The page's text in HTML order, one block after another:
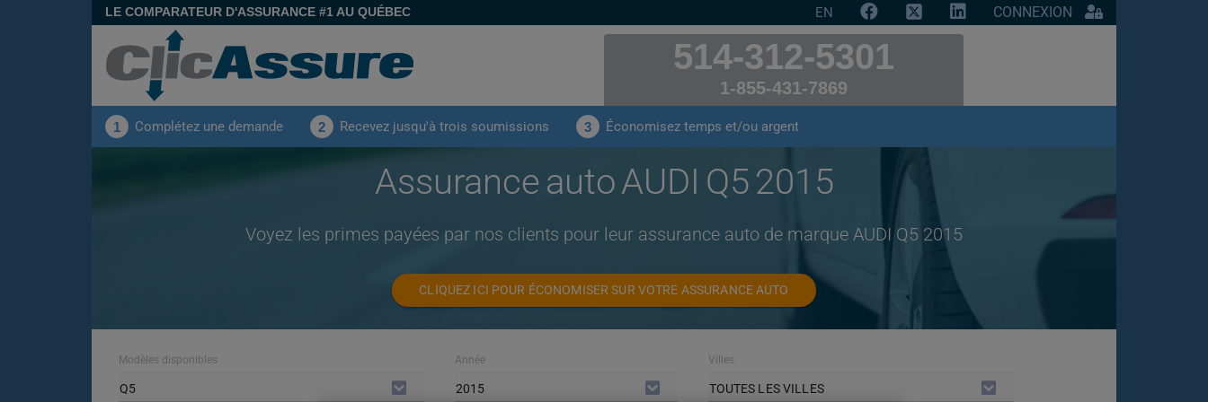
LE COMPARATEUR D'ASSURANCE #1 AU QUÉBEC EN CONNEXION
514-312-5301
1-855-431-7869
1 Complétez une demande 2 Recevez jusqu'à trois soumissions 3 Économisez temps et/ou argent
Assurance auto AUDI Q5 2015
Voyez les primes payées par nos clients pour leur assurance auto de marque AUDI Q5 2015
CLIQUEZ ICI POUR ÉCONOMISER SUR VOTRE ASSURANCE AUTO
Modèles disponibles
Q5
Année
2015
Villes
TOUTES LES VILLES